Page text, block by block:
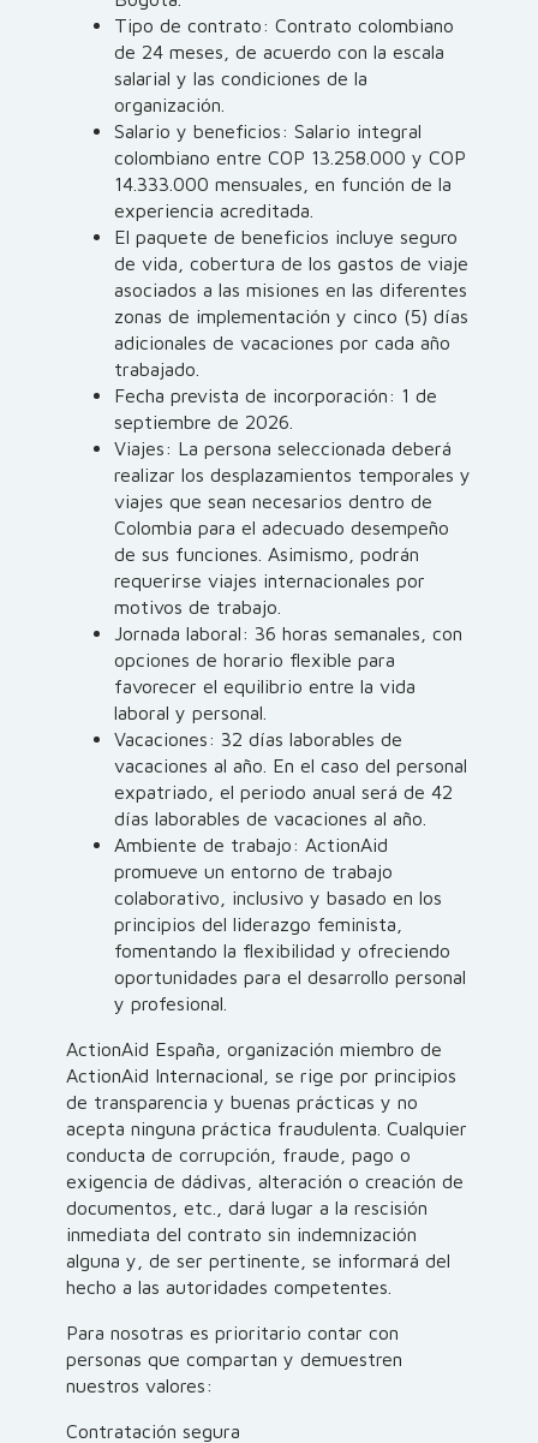
Tipo de contrato: Contrato colombiano
de 24 meses, de acuerdo con la escala
salarial y las condiciones de la
organización.
Salario y beneficios: Salario integral
colombiano entre COP 13.258.000 y COP
14.333.000 mensuales, en función de la
experiencia acreditada.
El paquete de beneficios incluye seguro
de vida, cobertura de los gastos de viaje
asociados a las misiones en las diferentes
zonas de implementación y cinco (5) días
adicionales de vacaciones por cada año
trabajado.
Fecha prevista de incorporación: 1 de
septiembre de 2026.
Viajes: La persona seleccionada deberá
realizar los desplazamientos temporales y
viajes que sean necesarios dentro de
Colombia para el adecuado desempeño
de sus funciones. Asimismo, podrán
requerirse viajes internacionales por
motivos de trabajo.
Jornada laboral: 36 horas semanales, con
opciones de horario flexible para
favorecer el equilibrio entre la vida
laboral y personal.
Vacaciones: 32 días laborables de
vacaciones al año. En el caso del personal
expatriado, el periodo anual será de 42
días laborables de vacaciones al año.
Ambiente de trabajo: ActionAid
promueve un entorno de trabajo
colaborativo, inclusivo y basado en los
principios del liderazgo feminista,
fomentando la flexibilidad y ofreciendo
oportunidades para el desarrollo personal
y profesional.
ActionAid España, organización miembro de
ActionAid Internacional, se rige por principios
de transparencia y buenas prácticas y no
acepta ninguna práctica fraudulenta. Cualquier
conducta de corrupción, fraude, pago o
exigencia de dádivas, alteración o creación de
documentos, etc., dará lugar a la rescisión
inmediata del contrato sin indemnización
alguna y, de ser pertinente, se informará del
hecho a las autoridades competentes.
Para nosotras es prioritario contar con
personas que compartan y demuestren
nuestros valores:
Contratación segura